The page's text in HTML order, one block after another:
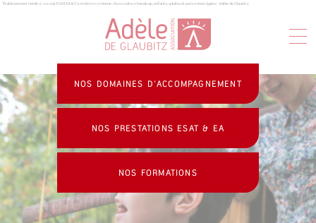
Panneau de gestion des cookies
Établissement médico-social, ESAT, EA & formation continue : Association handicap, enfants, adultes & personnes âgées - Adèle de Glaubitz
NOS DOMAINES D’ACCOMPAGNEMENT
NOS PRESTATIONS ESAT & EA
NOS FORMATIONS